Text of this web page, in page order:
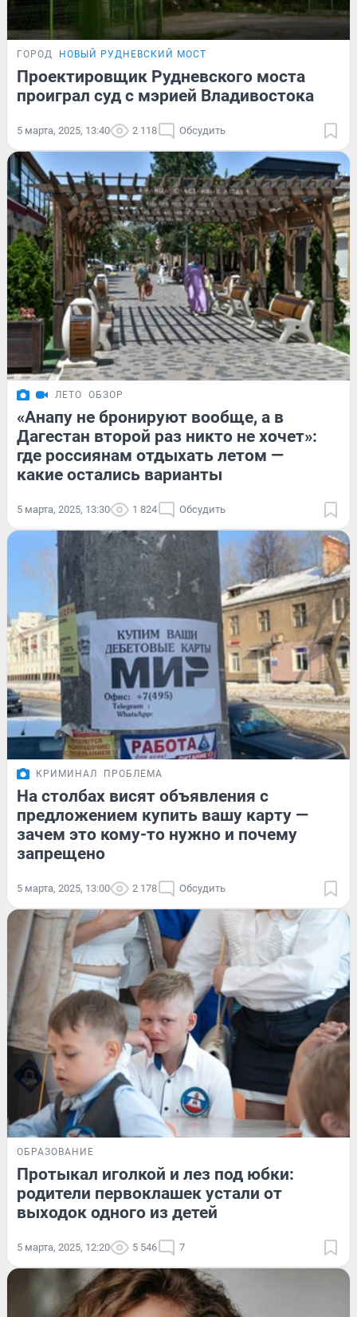
ГОРОД НОВЫЙ РУДНЕВСКИЙ МОСТ
Проектировщик Рудневского моста
проиграл суд с мэрией Владивостока
5 марта, 2025, 13:40 2 118 Обсудить
ЛЕТО ОБЗОР
«Анапу не бронируют вообще, а в
Дагестан второй раз никто не хочет»:
где россиянам отдыхать летом —
какие остались варианты
5 марта, 2025, 13:30 1 824 Обсудить
КРИМИНАЛ ПРОБЛЕМА
На столбах висят объявления с
предложением купить вашу карту —
зачем это кому-то нужно и почему
запрещено
5 марта, 2025, 13:00 2 178 Обсудить
ОБРАЗОВАНИЕ
Протыкал иголкой и лез под юбки:
родители первоклашек устали от
выходок одного из детей
5 марта, 2025, 12:20 5 546 7